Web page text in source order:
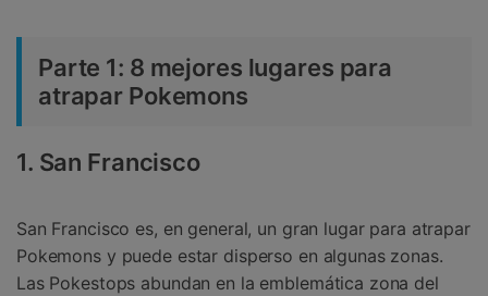
Parte 1: 8 mejores lugares para
atrapar Pokemons
1. San Francisco
San Francisco es, en general, un gran lugar para atrapar
Pokemons y puede estar disperso en algunas zonas.
Las Pokestops abundan en la emblemática zona del